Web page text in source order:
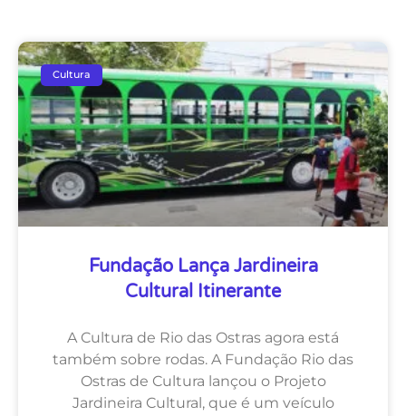
Cultura
Fundação Lança Jardineira
Cultural Itinerante
A Cultura de Rio das Ostras agora está
também sobre rodas. A Fundação Rio das
Ostras de Cultura lançou o Projeto
Jardineira Cultural, que é um veículo